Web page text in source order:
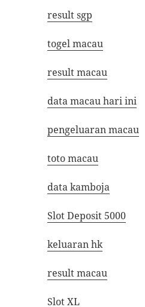
result sgp
togel macau
result macau
data macau hari ini
pengeluaran macau
toto macau
data kamboja
Slot Deposit 5000
keluaran hk
result macau
Slot XL